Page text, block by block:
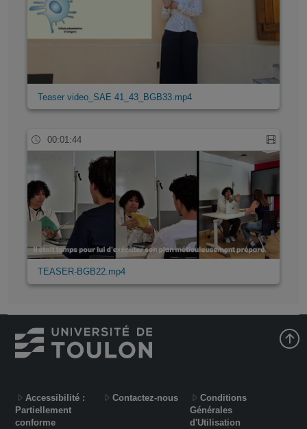
Teaser video_SAE 41_43_BGB33.mp4
00:01:44
TEASER-BGB22.mp4
Accessibilité :
Partiellement
conforme
Contactez-nous
Conditions
Générales
d'Utilisation